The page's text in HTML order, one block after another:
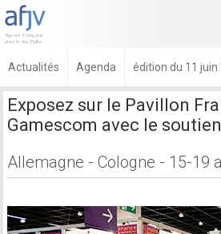
Actualités Agenda édition du 11 juin
Exposez sur le Pavillon
Gamescom avec le
Allemagne - Cologne - 15-19